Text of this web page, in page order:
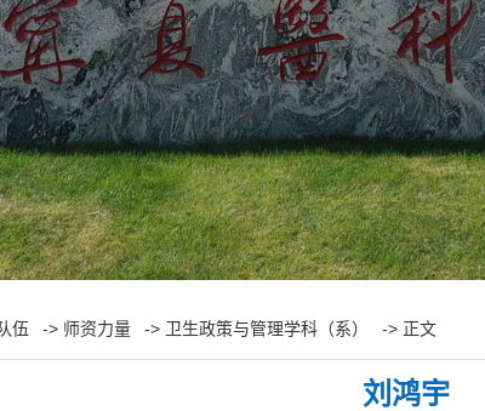
伍 -> 师资力量 -> 卫生政策与管理学科（系） -> 正文
刘鸿宇